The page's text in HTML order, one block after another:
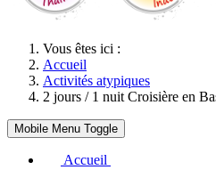
Vous êtes ici :
Accueil
Activités atypiques
2 jours / 1 nuit Croisière en
Mobile Menu Toggle
Accueil